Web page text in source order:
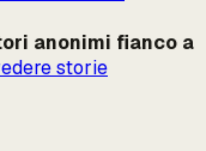
anonimi fianco a
storie